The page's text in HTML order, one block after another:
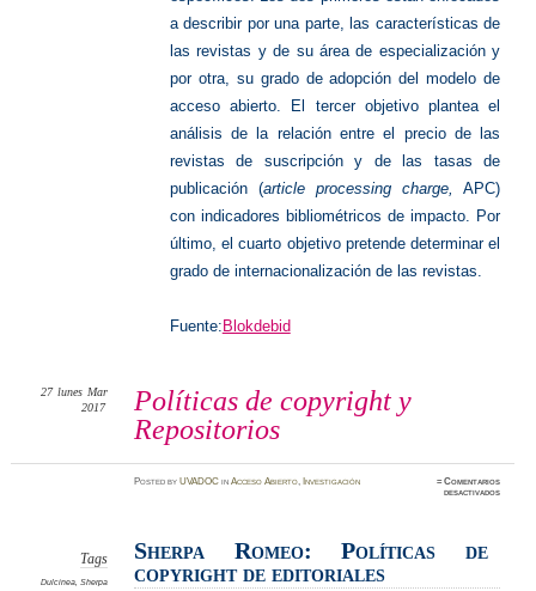
a describir por una parte, las características de
las revistas y de su área de especialización y
por otra, su grado de adopción del modelo de
acceso abierto. El tercer objetivo plantea el
análisis de la relación entre el precio de las
revistas de suscripción y de las tasas de
publicación (article processing charge,
APC)
con indicadores bibliométricos de impacto. Por
último, el cuarto objetivo pretende determinar el
grado de internacionalización de las revistas.
Fuente: Blokdebid
Políticas de copyright y
Repositorios
27 lunes Mar
2017
PostedbyUVADOC inAcceso Abierto, Investigación ≈Comentarios
desactivadosen
Tags
Dulcinea, Sherpa
Sherpa Romeo: Políticas de
copyright de editoriales